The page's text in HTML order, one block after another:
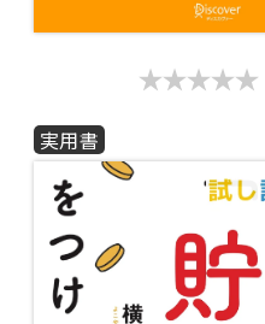
実用書